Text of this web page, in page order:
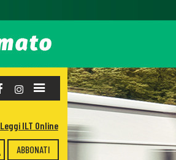
ABBONATI
Leggi ILT Online